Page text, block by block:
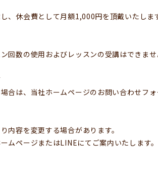
、休会費として月額1,000円を頂戴いたしま
回数の使用およびレッスンの受講はできませ
合は、当社ホームページのお問い合わせフ
内容を変更する場合があります。
ムページまたはLINEにてご案内いたします。